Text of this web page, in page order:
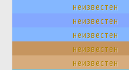
неизвестен
неизвестен
неизвестен
неизвестен
неизвестен